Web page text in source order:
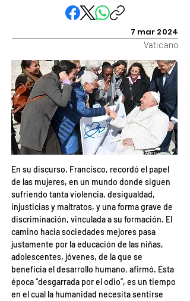
7 mar 2024
Vaticano
En su discurso, Francisco, recordó el papel
de las mujeres, en un mundo donde siguen
sufriendo tanta violencia, desigualdad,
injusticias y maltratos, y una forma grave de
discriminación, vinculada a su formación. El
camino hacia sociedades mejores pasa
justamente por la educación de las niñas,
adolescentes, jóvenes, de la que se
beneficia el desarrollo humano, afirmó. Esta
época “desgarrada por el odio”, es un tiempo
en el cual la humanidad necesita sentirse